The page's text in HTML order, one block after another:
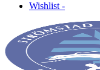
Wishlist -